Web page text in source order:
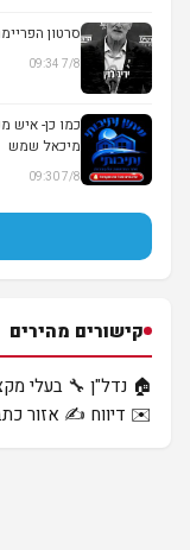
▶
סרטון
7/8 09:34
מיכאל שמש
7/8 09:30
קישורים מהירים
🏠 נדל"ן 🔧 בעלי
✉️ דיווח ✍️ אזור